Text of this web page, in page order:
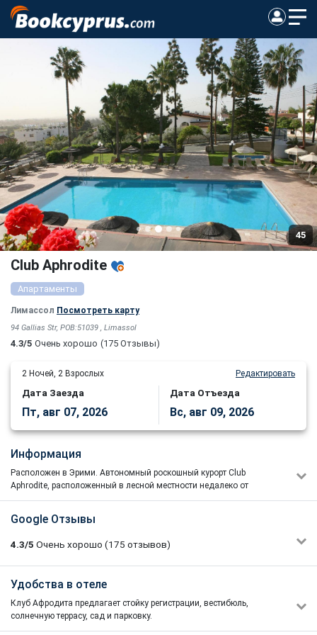
45
Club Aphrodite
Апартаменты
Лимассол Посмотреть карту
94 Gallias Str, POB:51039 , Limassol
4.3/5 Очень хорошо (175 Отзывы)
2 Ночей, 2 Взрослых Редактировать
Дата Заезда
Пт, авг 07, 2026
Дата Отъезда
Вс, авг 09, 2026
Информация
Расположен в Эрими. Автономный роскошный курорт Club
Aphrodite, расположенный в лесной местности недалеко от
деревенской деревни Эрими, предлагает полный спектр частных
Автономный роскошный курорт Club Aphrodite расположен в
всего в шести с половиной милях от Лимассола. Он предлагает
Google Отзывы
4.3/5 Очень хорошо (175 отзывов)
Илья Комов
Всё отлично!
Удобства в отеле
Клуб Афродита предлагает стойку регистрации, вестибюль,
солнечную террасу, сад и парковку.
*